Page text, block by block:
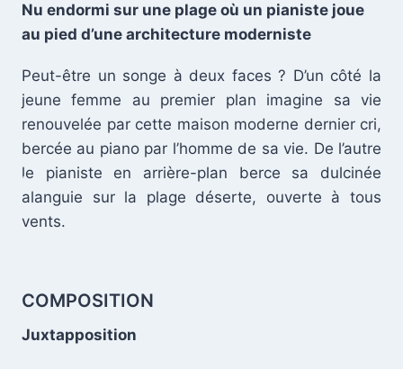
Nu endormi sur une plage où un pianiste joue
au pied d’une architecture moderniste
Peut-être un songe à deux faces ? D’un côté la
jeune femme au premier plan imagine sa vie
renouvelée par cette maison moderne dernier cri,
bercée au piano par l’homme de sa vie. De l’autre
le pianiste en arrière-plan berce sa dulcinée
alanguie sur la plage déserte, ouverte à tous
vents.
.
COMPOSITION
Juxtapposition